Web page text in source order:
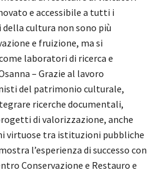
e accessibile a tutti i
cultura non sono più
e fruizione, ma si
laboratori di ricerca e
– Grazie al lavoro
del patrimonio culturale,
ricerche documentali,
di valorizzazione, anche
virtuose tra istituzioni pubbliche
l’esperienza di successo con
Conservazione e Restauro e